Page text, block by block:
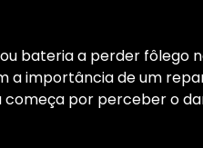
bateria a perder fôlego
a importância de um
por perceber o